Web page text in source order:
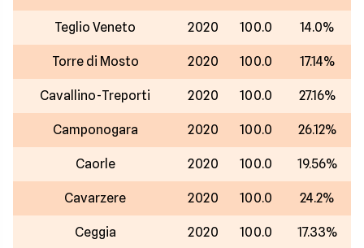
Teglio Veneto 2020 100.0 14.0%
Torre di Mosto 2020 100.0 17.14%
Cavallino-Treporti 2020 100.0 27.16%
Camponogara 2020 100.0 26.12%
Caorle 2020 100.0 19.56%
Cavarzere 2020 100.0 24.2%
Ceggia 2020 100.0 17.33%